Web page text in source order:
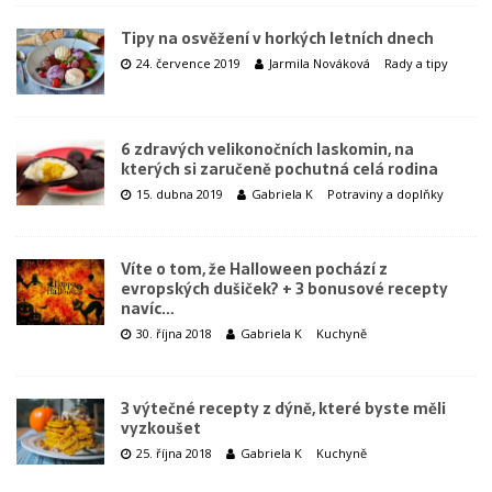
Tipy na osvěžení v horkých letních dnech
24. července 2019 Jarmila Nováková Rady a tipy
6 zdravých velikonočních laskomin, na
kterých si zaručeně pochutná celá rodina
15. dubna 2019 Gabriela K Potraviny a doplňky
Víte o tom, že Halloween pochází z
evropských dušiček? + 3 bonusové recepty
navíc…
30. října 2018 Gabriela K Kuchyně
3 výtečné recepty z dýně, které byste měli
vyzkoušet
25. října 2018 Gabriela K Kuchyně